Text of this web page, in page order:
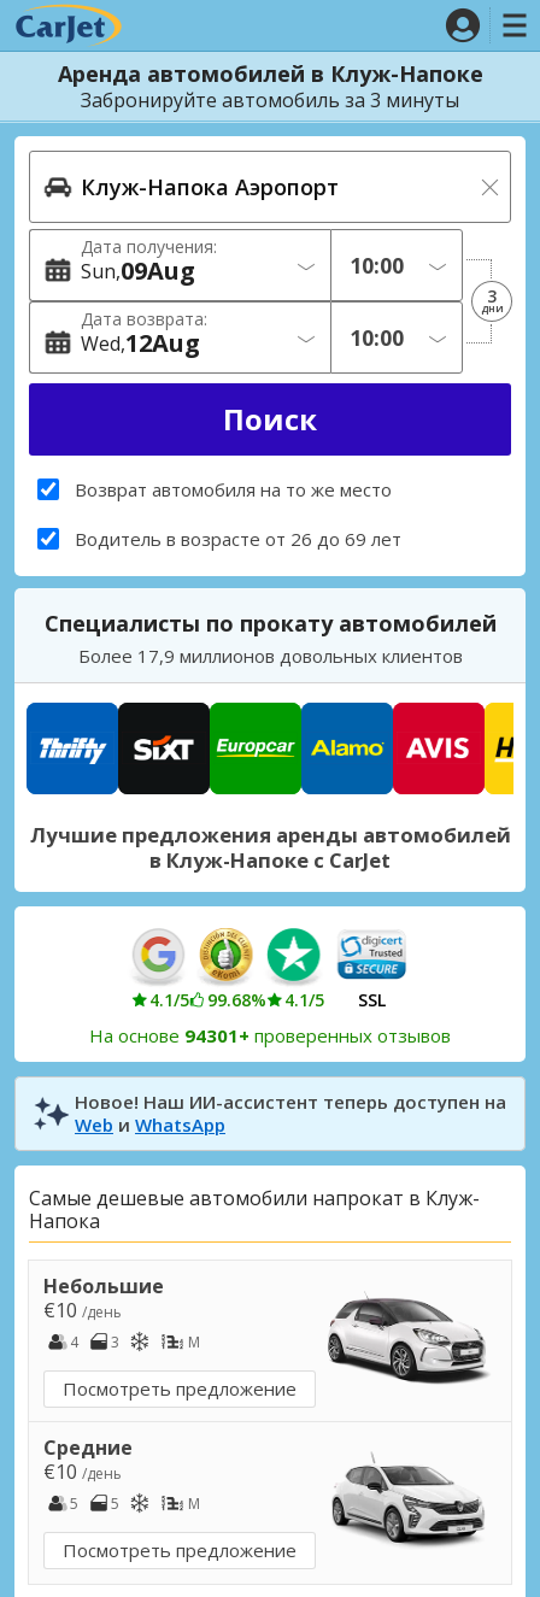
Аренда автомобилей в Клуж-Напоке
Забронируйте автомобиль за 3 минуты
Дата получения:
Sun 09Aug
Дата возврата:
Wed 12Aug
3
дни
Возврат автомобиля на то же место
Водитель в возрасте от 26 до 69 лет
Специалисты по прокату автомобилей
Более 17,9 миллионов довольных клиентов
Лучшие предложения аренды автомобилей
в Клуж-Напоке с CarJet
4.1/5 99.68% 4.1/5 SSL
На основе 94301+ проверенных отзывов
Новое! Наш ИИ-ассистент теперь доступен на
Web и WhatsApp
Самые дешевые автомобили напрокат в Клуж-
Напока
Небольшие
€10 /день
4
3 M
Посмотреть предложение
Средние
€10 /день
5
5 M
Посмотреть предложение